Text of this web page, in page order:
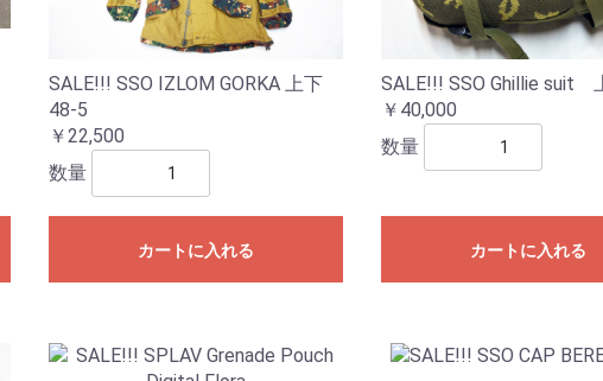
SALE!!! SSO IZLOM GORKA 上下
48-5
￥22,500
数量
カートに入れる
SALE!!! SSO Ghillie suit
￥40,000
数量
カートに入れる